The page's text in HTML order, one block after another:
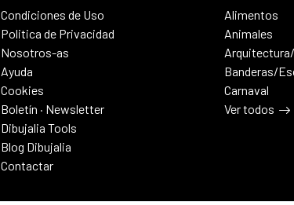
Condiciones de Uso
Politica de Privacidad
Nosotros-as
Ayuda
Cookies
Boletín · Newsletter
Dibujalia Tools
Blog Dibujalia
Contactar
Alimentos
Animales
Banderas/
Carnaval
Ver todos